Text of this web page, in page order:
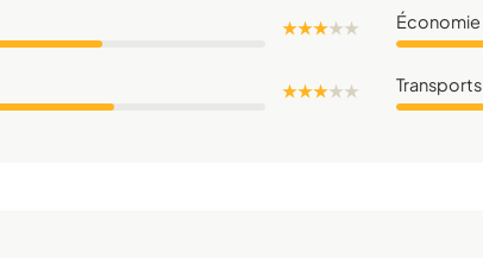
★ ★ ★★★ Économie
★ ★ ★★★ Transports